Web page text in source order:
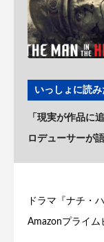
いっしょに読
「現実が作品に
ロデューサーが
ドラマ『ナチ・
Amazonプライム